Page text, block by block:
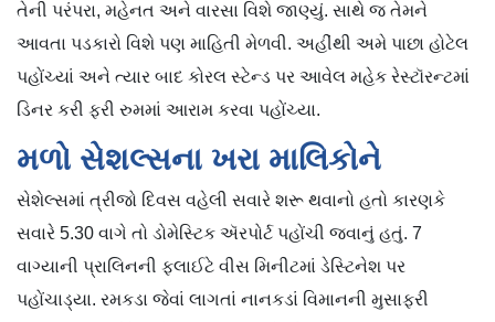
તેની પરંપરા, મહેનત અને વારસા વિશે જાણ્યું. સાથે જ તેમને
આવતા પડકારો વિશે પણ માહિતી મેળવી. અહીંથી અમે પાછા હોટેલ
પહોંચ્યાં અને ત્યાર બાદ કોરલ સ્ટેન્ડ પર આવેલ મહેક રેસ્ટૉરન્ટમાં
ડિનર કરી ફરી રુમમાં આરામ કરવા પહોંચ્યા.
મળો સેશલ્સના ખરા માલિકોને
સેશેલ્સમાં ત્રીજો દિવસ વહેલી સવારે શરૂ થવાનો હતો કારણકે
સવારે 5.30 વાગે તો ડોમેસ્ટિક ઍરપોર્ટ પહોંચી જવાનું હતું. 7
વાગ્યાની પ્રાલિનની ફ્લાઈટે વીસ મિનીટમાં ડેસ્ટિનેશ પર
પહોંચાડ્યા. રમકડા જેવાં લાગતાં નાનકડાં વિમાનની મુસાફરી